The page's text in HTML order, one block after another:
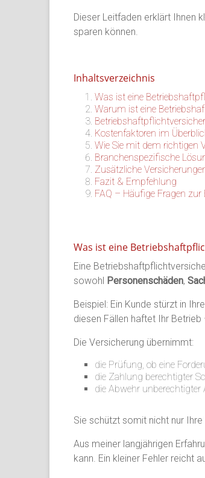
Dieser Leitfaden erklärt Ihnen
sparen können.
Inhaltsverzeichnis
Was ist eine
Warum ist eine
Kostenfaktoren im
Wie Sie mit dem richtigen
Branchenspezifische
Zusätzliche
Fazit & Empfehlung
FAQ – Häufige Fragen
Was ist eine
Eine
sowohl Personenschäden,
Beispiel: Ein Kunde stürzt in
diesen Fällen haftet Ihr
Die Versicherung übernimmt:
die Prüfung, ob eine
die Zahlung berechtigter
die Abwehr
Sie schützt somit nicht nur
Aus meiner langjährigen
kann. Ein kleiner Fehler reicht